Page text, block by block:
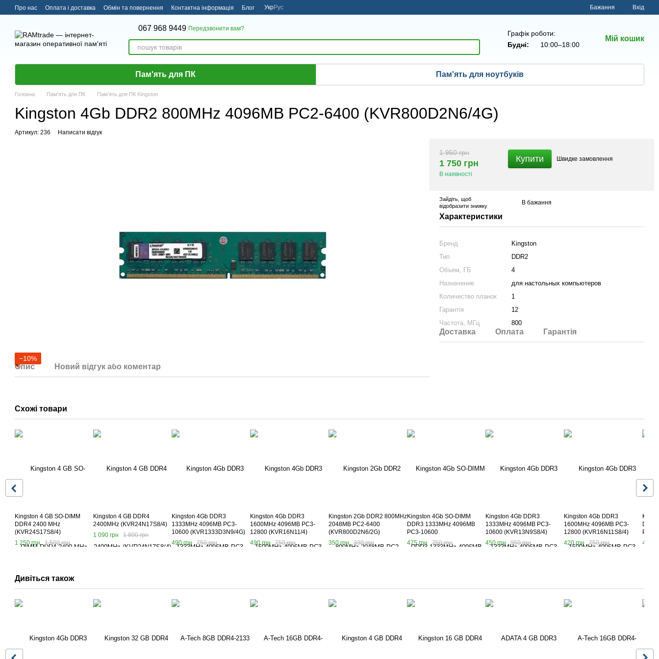
Перейти до основного контенту
Про нас Оплата і доставка Обмін та повернення Контактна інформація Блог УкрРус Бажання Вхід
067 968 9449 Передзвонити вам?
Графік роботи:
Будні:
10:00–18:00
Мій кошик
Пам'ять для ПК Пам'ять для ноутбуків
Головна Пам'ять для ПК Пам'ять для ПК Kingston
Kingston 4Gb DDR2 800MHz 4096MB PC2-6400 (KVR800D2N6/4G)
Артикул: 236 Написати відгук
−10%
Опис Новий відгук або коментар
1 950 грн
1 750 грн
В наявності
Купити Швидке замовлення
Зайдіть , щоб
відобразити знижку
В бажання
Характеристики
Бренд
Kingston
Тип
DDR2
Объем, ГБ
4
Назначение
для настольных компьютеров
Количество планок
1
Гарантія
12
Частота, МГц
800
Доставка Оплата Гарантія
Схожі товари
Kingston 4 GB SO-DIMM
DDR4 2400 MHz
(KVR24S17S8/4)
1 250 грн
1 500 грн
Kingston 4 GB DDR4
2400MHz (KVR24N17S8/4)
1 090 грн
1 800 грн
Kingston 4Gb DDR3
1333MHz 4096MB PC3-
10600 (KVR1333D3N9/4G)
490 грн
750 грн
Kingston 4Gb DDR3
1600MHz 4096MB PC3-
12800 (KVR16N11/4)
490 грн
750 грн
Kingston 2Gb DDR2 800MHz
2048MB PC2-6400
(KVR800D2N6/2G)
350 грн
390 грн
Kingston 4Gb SO-DIMM
DDR3 1333MHz 4096MB
PC3-10600
(KVR1333D3S9/4G)
475 грн 750 грн
Kingston 4Gb DDR3
1333MHz 4096MB PC3-
10600 (KVR13N9S8/4)
450 грн
950 грн
Kingston 4Gb DDR3
1600MHz 4096MB PC3-
12800 (KVR16N11S8/4)
420 грн
750 грн
PC3-
480
Дивіться також